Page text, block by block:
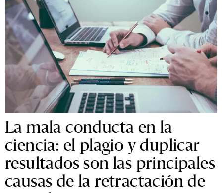
La mala conducta en la
ciencia: el plagio y duplicar
resultados son las principales
causas de la retractación de